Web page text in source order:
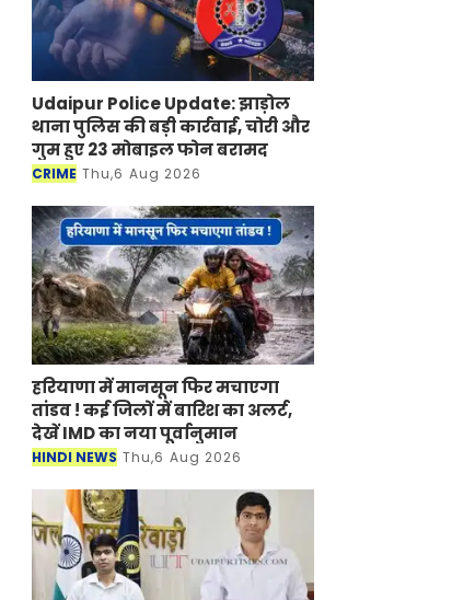
Udaipur Police Update: झाड़ोल
थाना पुलिस की बड़ी कार्रवाई, चोरी और
गुम हुए 23 मोबाइल फोन बरामद
CRIME Thu,6 Aug 2026
हरियाणा में मानसून फिर मचाएगा
तांडव ! कई जिलों में बारिश का अलर्ट,
देखें IMD का नया पूर्वानुमान
HINDI NEWS Thu,6 Aug 2026